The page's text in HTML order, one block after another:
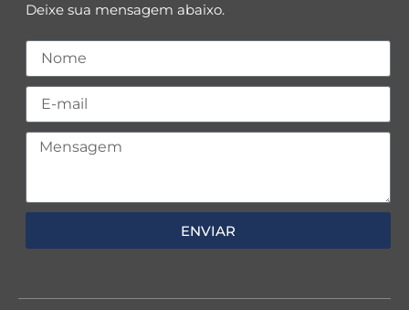
Deixe sua mensagem abaixo.
ENVIAR